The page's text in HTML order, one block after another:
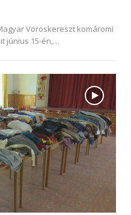
Vöröskereszt komáromi
június 15-én,…